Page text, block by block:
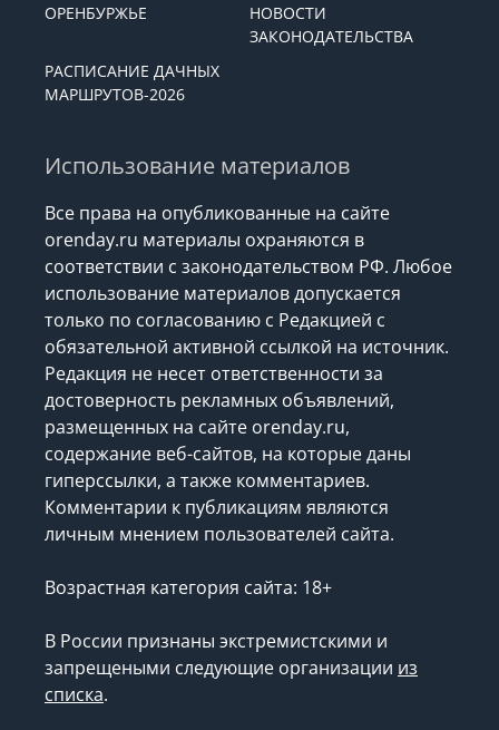
ОРЕНБУРЖЬЕ
НОВОСТИ
ЗАКОНОДАТЕЛЬСТВА
РАСПИСАНИЕ ДАЧНЫХ
МАРШРУТОВ-2026
Использование материалов
Все права на опубликованные на сайте
orenday.ru материалы охраняются в
соответствии с законодательством РФ. Любое
использование материалов допускается
только по согласованию с Редакцией с
обязательной активной ссылкой на источник.
Редакция не несет ответственности за
достоверность рекламных объявлений,
размещенных на сайте orenday.ru,
содержание веб-сайтов, на которые даны
гиперссылки, а также комментариев.
Комментарии к публикациям являются
личным мнением пользователей сайта.
Возрастная категория сайта: 18+
В России признаны экстремистскими и
запрещеными следующие организации из
списка.